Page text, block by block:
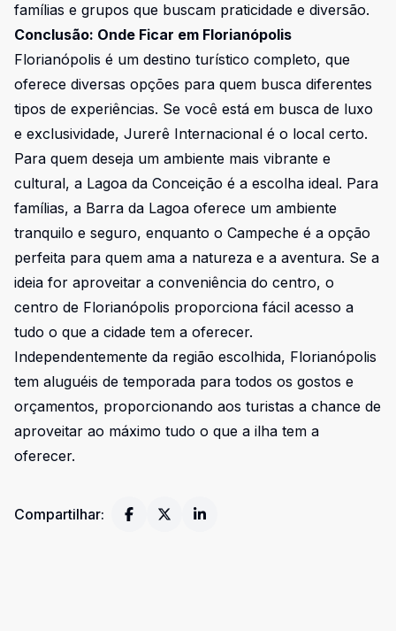
famílias e grupos que buscam praticidade e diversão.
Conclusão: Onde Ficar em Florianópolis
Florianópolis é um destino turístico completo, que
oferece diversas opções para quem busca diferentes
tipos de experiências. Se você está em busca de luxo
e exclusividade, Jurerê Internacional é o local certo.
Para quem deseja um ambiente mais vibrante e
cultural, a Lagoa da Conceição é a escolha ideal. Para
famílias, a Barra da Lagoa oferece um ambiente
tranquilo e seguro, enquanto o Campeche é a opção
perfeita para quem ama a natureza e a aventura. Se a
ideia for aproveitar a conveniência do centro, o
centro de Florianópolis proporciona fácil acesso a
tudo o que a cidade tem a oferecer.
Independentemente da região escolhida, Florianópolis
tem aluguéis de temporada para todos os gostos e
orçamentos, proporcionando aos turistas a chance de
aproveitar ao máximo tudo o que a ilha tem a
oferecer.
Compartilhar: